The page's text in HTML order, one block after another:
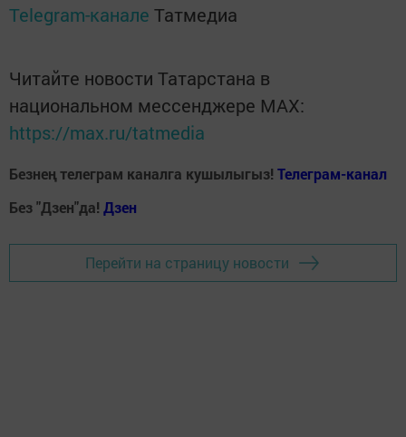
Telegram-канале Татмедиа
Читайте новости Татарстана в
национальном мессенджере MАХ:
https://max.ru/tatmedia
Безнең телеграм каналга кушылыгыз! Телеграм-канал
Без "Дзен"да! Дзен
Перейти на страницу новости